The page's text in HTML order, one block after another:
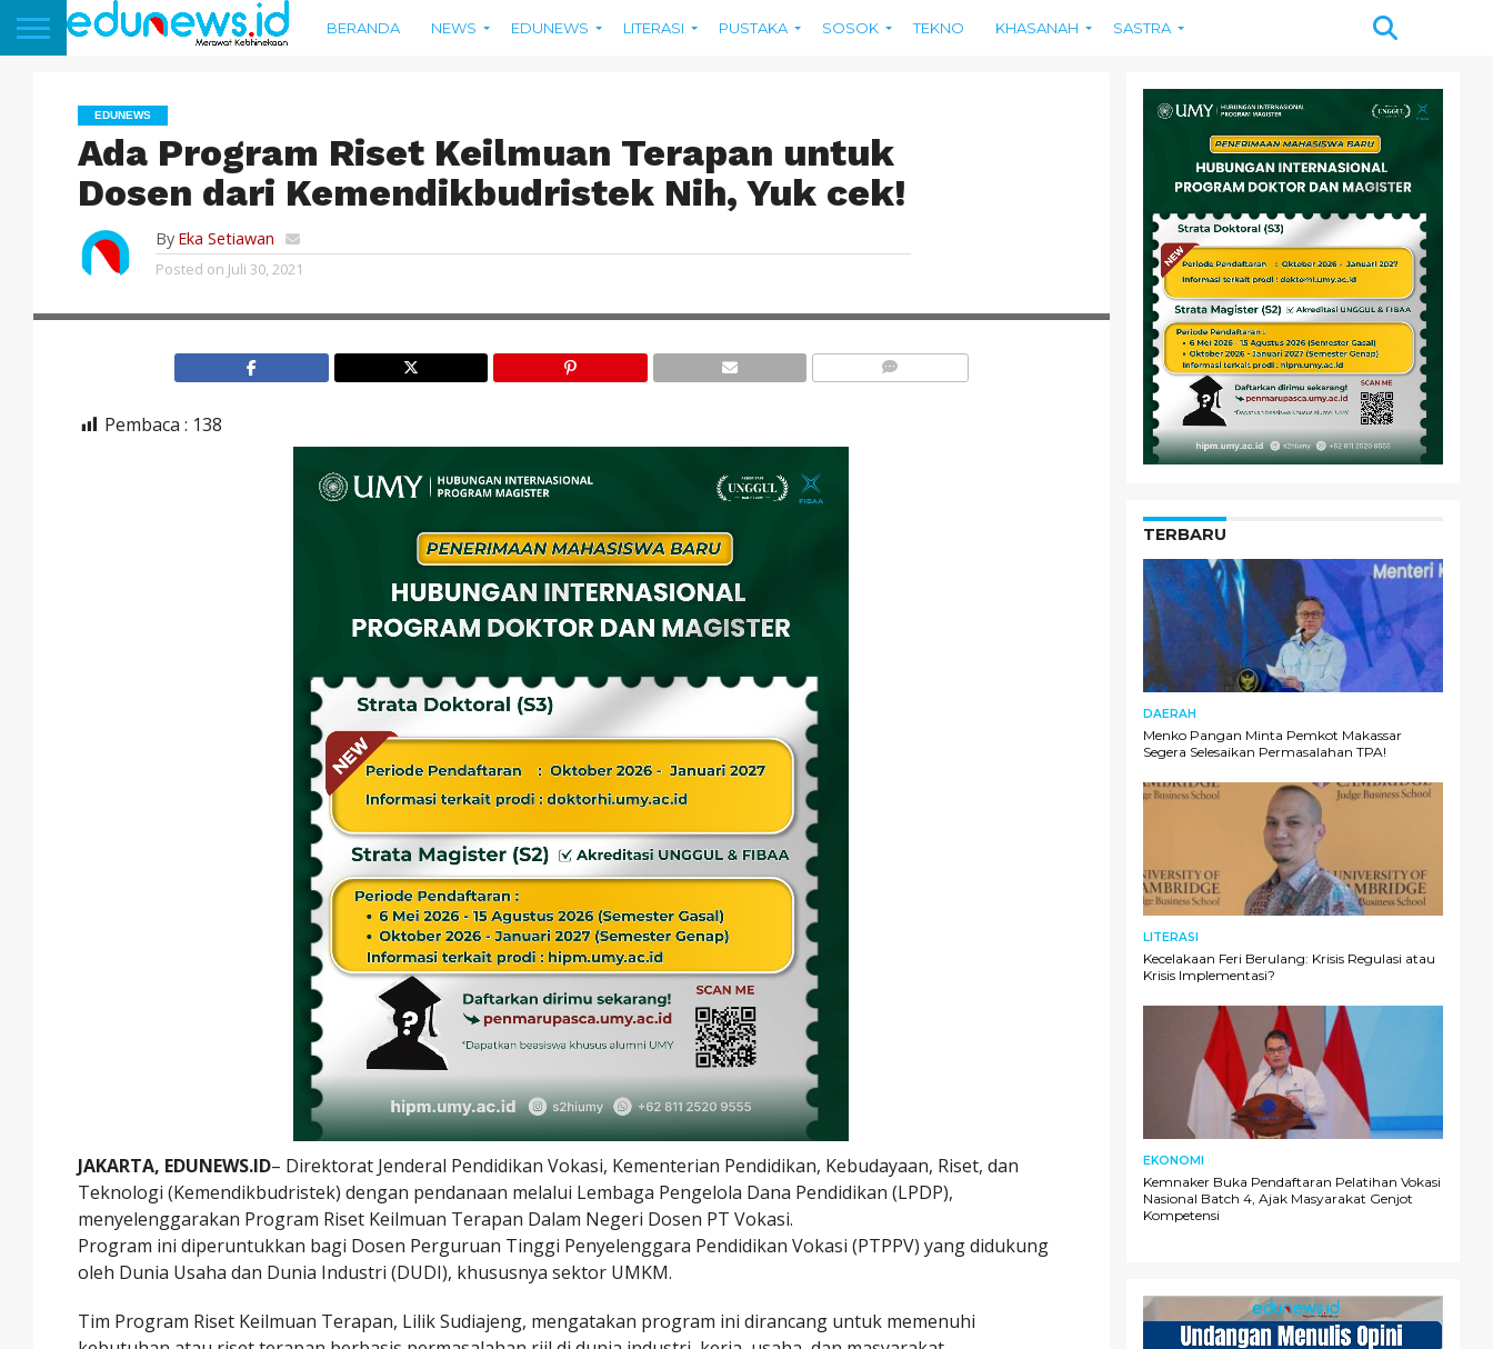
BERANDA NEWS EDUNEWS LITERASI PUSTAKA SOSOK TEKNO KHASANAH SASTRA
EDUNEWS
Ada Program Riset Keilmuan Terapan untuk
Dosen dari Kemendikbudristek Nih, Yuk cek!
By Eka Setiawan
Posted on Juli 30, 2021
Pembaca : 138
JAKARTA, EDUNEWS.ID– Direktorat Jenderal Pendidikan Vokasi, Kementerian Pendidikan, Kebudayaan, Riset, dan
Teknologi (Kemendikbudristek) dengan pendanaan melalui Lembaga Pengelola Dana Pendidikan (LPDP),
menyelenggarakan Program Riset Keilmuan Terapan Dalam Negeri Dosen PT Vokasi.
Program ini diperuntukkan bagi Dosen Perguruan Tinggi Penyelenggara Pendidikan Vokasi (PTPPV) yang didukung
oleh Dunia Usaha dan Dunia Industri (DUDI), khususnya sektor UMKM.
Tim Program Riset Keilmuan Terapan, Lilik Sudiajeng, mengatakan program ini dirancang untuk memenuhi
TERBARU
DAERAH
Menko Pangan Minta Pemkot Makassar
Segera Selesaikan Permasalahan TPA!
LITERASI
Kecelakaan Feri Berulang: Krisis Regulasi atau
Krisis Implementasi?
EKONOMI
Kemnaker Buka Pendaftaran Pelatihan Vokasi
Nasional Batch 4, Ajak Masyarakat Genjot
Kompetensi